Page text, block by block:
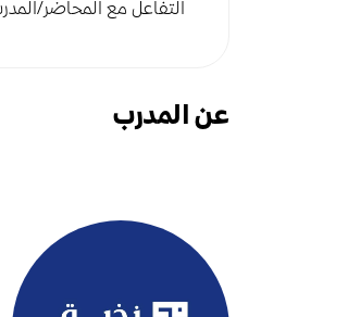
التفاعل مع المحاضر/
عن المدرب